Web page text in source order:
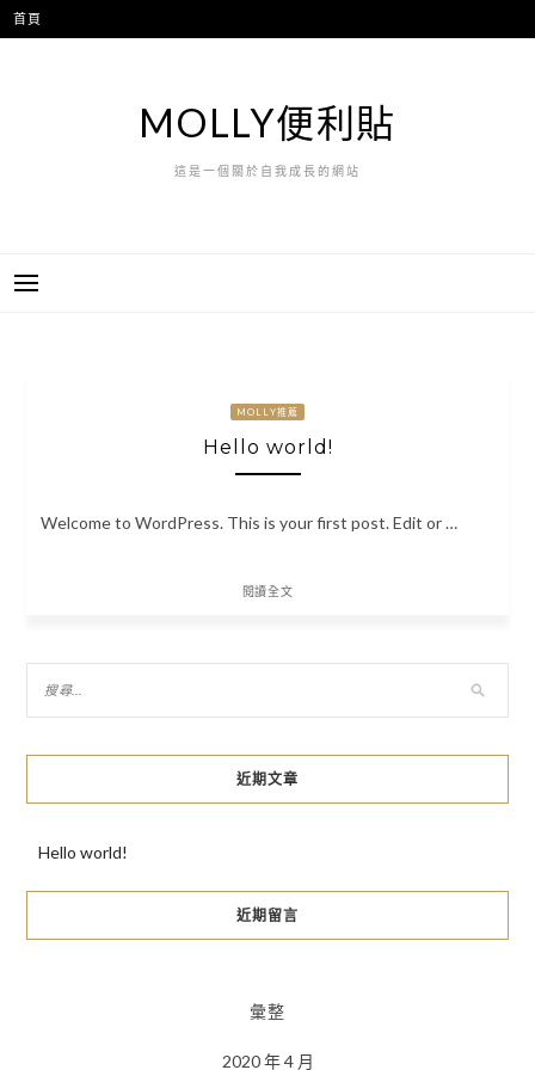
跳
至
首頁
MOLLY便利貼
這是一個關於自我成長的網站
MOLLY推薦
Hello world!
Welcome to WordPress. This is your first post. Edit or …
閱讀全文
近期文章
Hello world!
近期留言
彙整
2020 年 4 月